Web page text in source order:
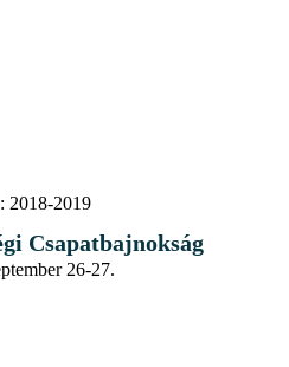
2018-2019
Csapatbajnokság
26-27.